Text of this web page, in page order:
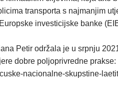
transporta s najmanjim
investicijske banke
Petir održala je u srpnju
dobre poljoprivredne
nacionalne-skupstine-